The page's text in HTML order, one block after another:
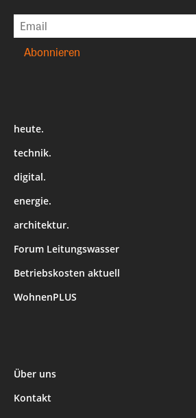
heute.
technik.
digital.
energie.
architektur.
Forum Leitungswasser
Betriebskosten aktuell
WohnenPLUS
Über uns
Kontakt